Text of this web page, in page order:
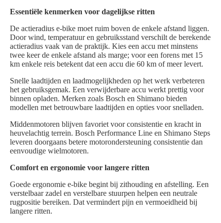
Essentiële kenmerken voor dagelijkse ritten
De actieradius e-bike moet ruim boven de enkele afstand liggen.
Door wind, temperatuur en gebruiksstand verschilt de berekende
actieradius vaak van de praktijk. Kies een accu met minstens
twee keer de enkele afstand als marge; voor een forens met 15
km enkele reis betekent dat een accu die 60 km of meer levert.
Snelle laadtijden en laadmogelijkheden op het werk verbeteren
het gebruiksgemak. Een verwijderbare accu werkt prettig voor
binnen opladen. Merken zoals Bosch en Shimano bieden
modellen met betrouwbare laadtijden en opties voor snelladen.
Middenmotoren blijven favoriet voor consistentie en kracht in
heuvelachtig terrein. Bosch Performance Line en Shimano Steps
leveren doorgaans betere motorondersteuning consistentie dan
eenvoudige wielmotoren.
Comfort en ergonomie voor langere ritten
Goede ergonomie e-bike begint bij zithouding en afstelling. Een
verstelbaar zadel en verstelbare stuurpen helpen een neutrale
rugpositie bereiken. Dat vermindert pijn en vermoeidheid bij
langere ritten.